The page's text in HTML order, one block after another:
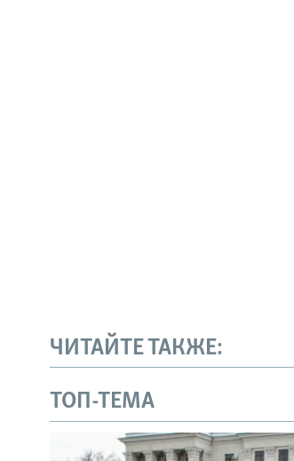
ЧИТАЙТЕ ТАКЖЕ:
ТОП-ТЕМА